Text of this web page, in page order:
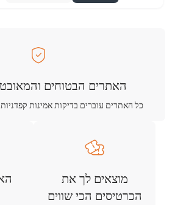
האתרים הבטוחים
כל האתרים עוברים בדיקות אמינות
מוצאים לך את
הכרטיסים הכי שווים